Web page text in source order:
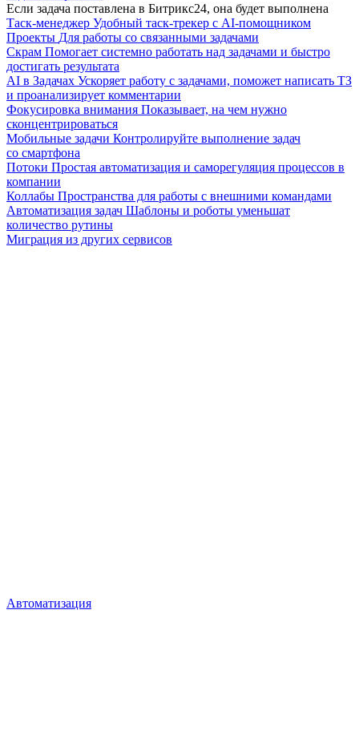
Если задача поставлена в Битрикс24, она будет выполнена
Таск-менеджер Удобный таск-трекер с AI-помощником
Проекты Для работы со связанными задачами
Скрам Помогает системно работать над задачами и быстро
достигать результата
AI в Задачах Ускоряет работу с задачами, поможет написать ТЗ
и проанализирует комментарии
Фокусировка внимания Показывает, на чем нужно
сконцентрироваться
Мобильные задачи Контролируйте выполнение задач
со смартфона
Потоки Простая автоматизация и саморегуляция процессов в
компании
Коллабы Пространства для работы с внешними командами
Автоматизация задач Шаблоны и роботы уменьшат
количество рутины
Миграция из других сервисов
Автоматизация